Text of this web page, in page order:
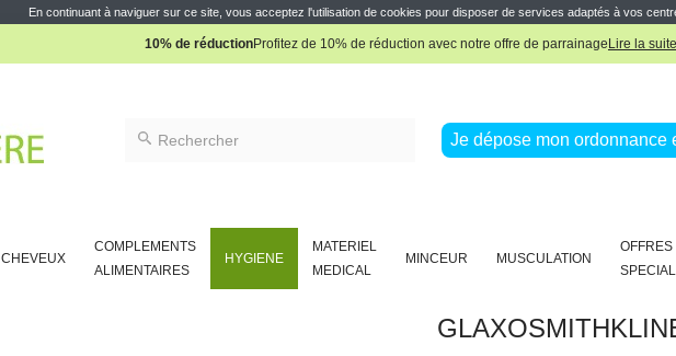
En continuant à naviguer sur ce site, vous acceptez l'utilisation de cookies pour disposer de services adaptés à vos
Pharmacie Boissière Française
10% de réductionProfitez de 10% de réduction avec notre offre de parrainage Lire la suite
Je dépose mon ordonnance
CHEVEUX
COMPLEMENTS
ALIMENTAIRES
HYGIENE
MATERIEL
MEDICAL
MINCEUR MUSCULATION
OFFRES